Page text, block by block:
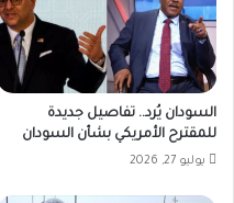
السودان يُرد.. تفاصيل جديدة
للمقترح الأمريكي بشأن السودان
يوليو 27, 2026